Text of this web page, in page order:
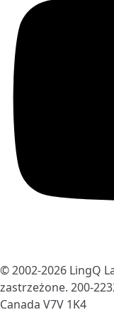
© 2002-2026 LingQ
zastrzeżone. 200-
Canada V7V 1K4